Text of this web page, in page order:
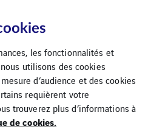
les fonctionnalités et
utilisons des cookies
d’audience et des cookies
requièrent votre
trouverez plus d’informations à
de cookies.